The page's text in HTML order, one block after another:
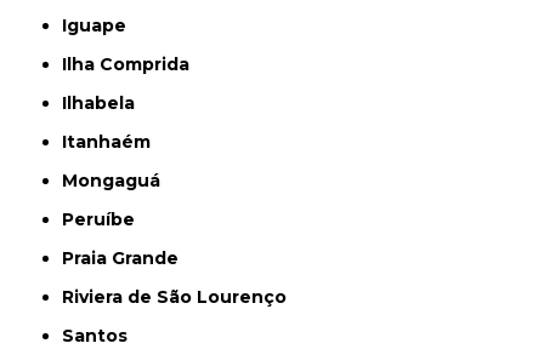
Iguape
Ilha Comprida
Ilhabela
Itanhaém
Mongaguá
Peruíbe
Praia Grande
Riviera de São Lourenço
Santos